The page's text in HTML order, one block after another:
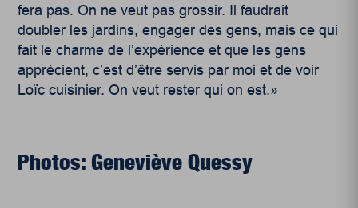
fera pas. On ne veut pas grossir. Il faudrait
doubler les jardins, engager des gens, mais ce qui
fait le charme de l’expérience et que les gens
apprécient, c’est d’être servis par moi et de voir
Loïc cuisinier. On veut rester qui on est.»
Photos: Geneviève Quessy